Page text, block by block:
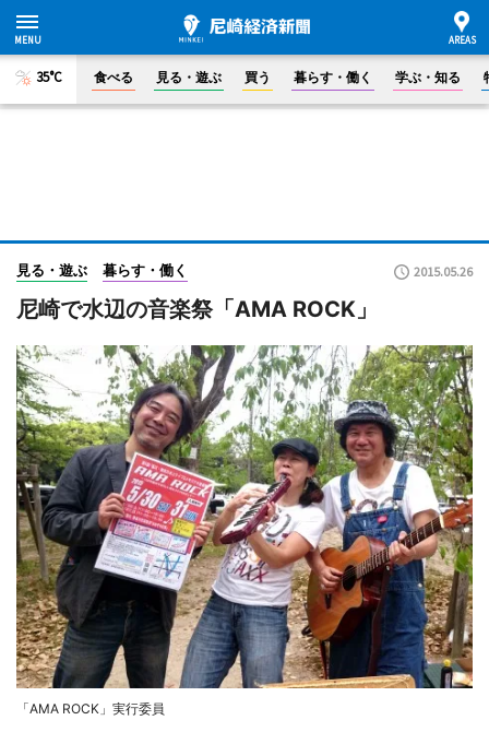
35°C 食べる 見る・遊ぶ 買う 暮らす・働く 学ぶ・知る
見る・遊ぶ 暮らす・働く 2015.05.26
尼崎で水辺の音楽祭「AMA ROCK」
「AMA ROCK」実行委員